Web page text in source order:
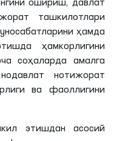
ташкилотлари
ҳамда
ҳамкорлигини
соҳаларда амалга
нотижорат
ва фаоллигини
фуқаролик жамияти